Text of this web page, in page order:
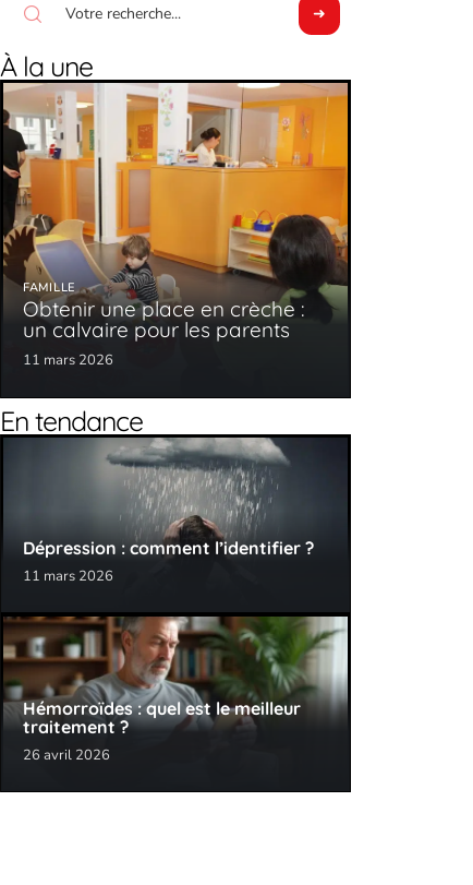
À la une
FAMILLE
Obtenir une place en crèche :
un calvaire pour les parents
11 mars 2026
En tendance
Dépression : comment l’identifier ?
11 mars 2026
Hémorroïdes : quel est le meilleur
traitement ?
26 avril 2026